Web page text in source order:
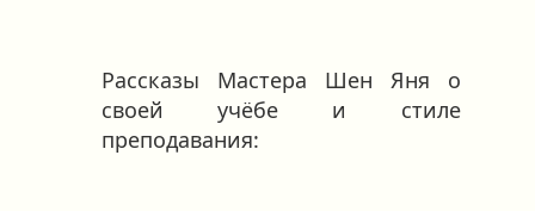
Рассказы Мастера Шен Яня о
своей учёбе и стиле
преподавания: